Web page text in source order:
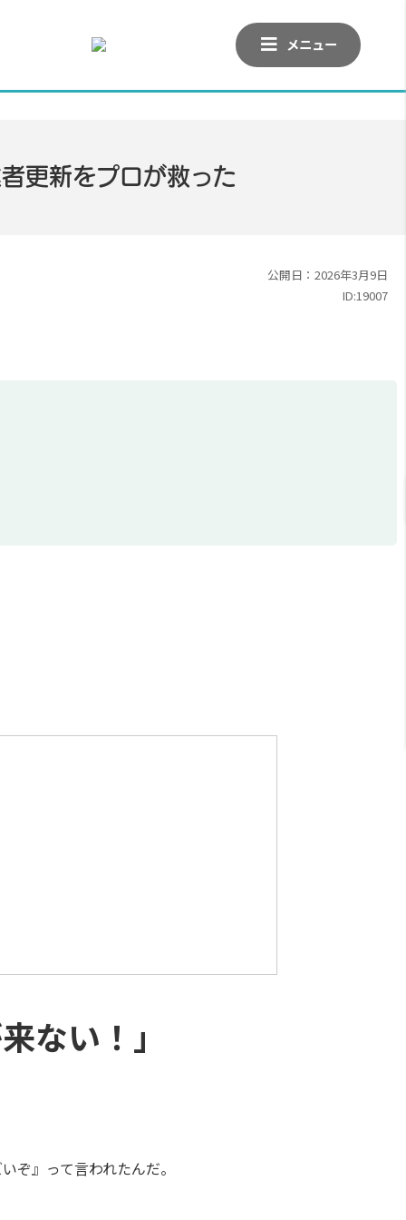
メニュー
更新をプロが救った
公開日：2026年3月9日
ID:19007
ない！」
ぞ』って言われたんだ。